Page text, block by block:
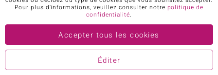
d’années.
Saphir pourpre de Ceylan
Des saphirs pourpres peuvent être trouvés
dans les carrières autour de Ratnapura, au
Sr Lanka. Seuls les meilleurs spécimens
peuvent être appelés saphirs de Ceylan.
Pour plus d'informations, veuillez consulter notre politique de
confidentialité.
Accepter tous les cookies
Éditer